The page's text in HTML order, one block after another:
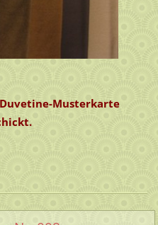
Musterkarte